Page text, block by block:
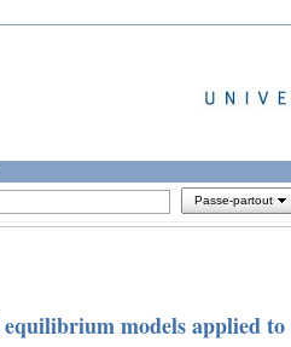
Passe-partout
models applied